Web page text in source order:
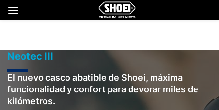
Neotec III
El nuevo casco abatible de Shoei, máxima
funcionalidad y confort para devorar miles de
kilómetros.